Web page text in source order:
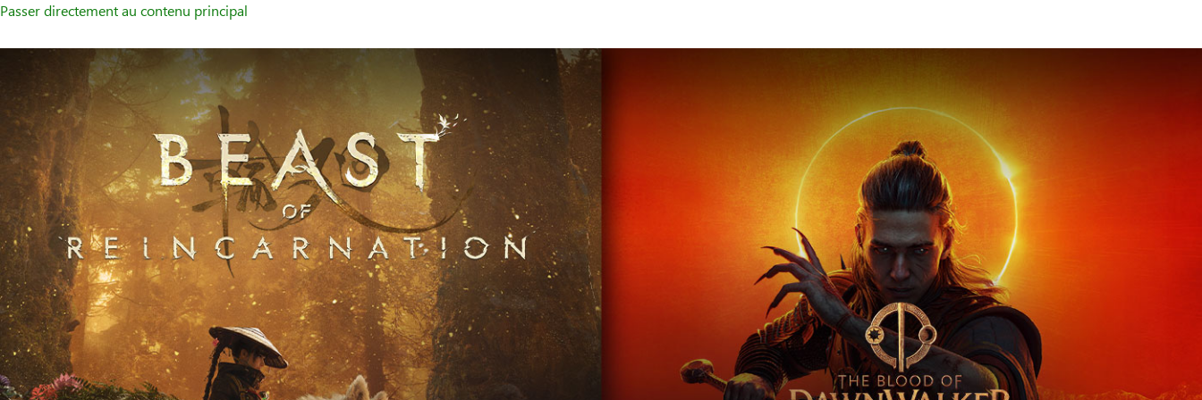
Passer directement au contenu principal